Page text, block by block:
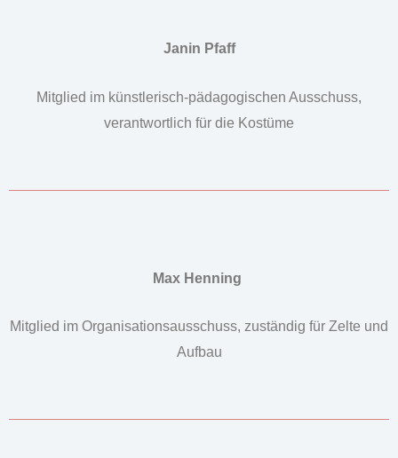
Janin Pfaff
Mitglied im künstlerisch-pädagogischen Ausschuss,
verantwortlich für die Kostüme
Max Henning
Mitglied im Organisationsausschuss, zuständig für Zelte und
Aufbau